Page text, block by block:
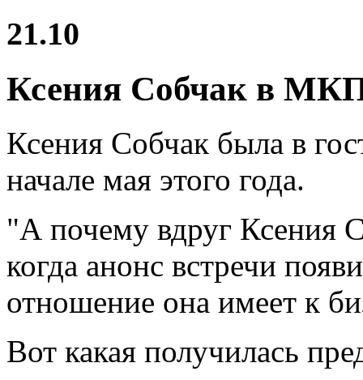
21.10
Ксения Собчак в
Ксения Собчак была в
начале мая этого года.
"А почему вдруг Ксения
когда анонс встречи
отношение она имеет к
Вот какая получилась